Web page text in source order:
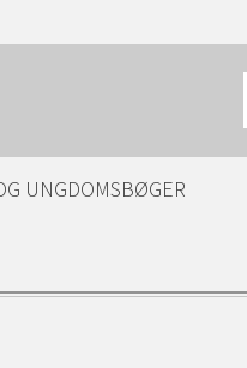
UNGDOMSBØGER